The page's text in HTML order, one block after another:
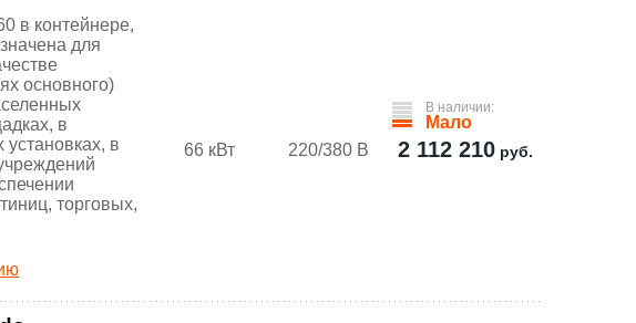
в контейнере,
для
основного)
в
в
торговых,
66 кВт 220/380 В
В наличии:
Мало
2 112 210руб.